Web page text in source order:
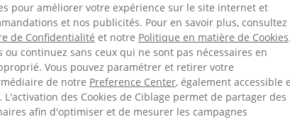
pour améliorer votre expérience sur le site internet et
et nos publicités. Pour en savoir plus, consultez
de Confidentialité et notre Politique en matière de Cookies.
ou continuez sans ceux qui ne sont pas nécessaires en
Vous pouvez paramétrer et retirer votre
de notre Preference Center, également accessible
des Cookies de Ciblage permet de partager des
afin d'optimiser et de mesurer les campagnes